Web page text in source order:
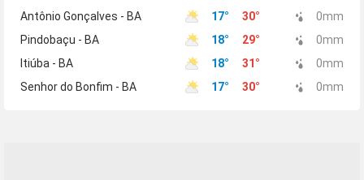
Antônio Gonçalves - BA
17° 30° 0mm
Pindobaçu - BA
18° 29° 0mm
Itiúba - BA
18° 31 ° 0mm
Senhor do Bonfim - BA
17° 30° 0mm